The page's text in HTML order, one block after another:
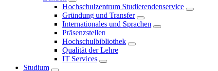
Hochschulzentrum Studierendenservice
Gründung und Transfer
Internationales und Sprachen
Präsenzstellen
Hochschulbibliothek
Qualität der Lehre
IT Services
Studium